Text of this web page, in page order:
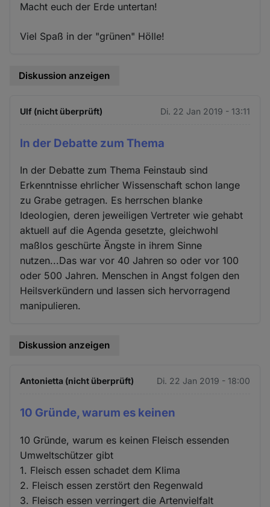
Macht euch der Erde untertan!
Viel Spaß in der "grünen" Hölle!
Diskussion anzeigen
Ulf (nicht überprüft) Di. 22 Jan 2019 - 13:11
In der Debatte zum Thema
In der Debatte zum Thema Feinstaub sind
Erkenntnisse ehrlicher Wissenschaft schon lange
zu Grabe getragen. Es herrschen blanke
Ideologien, deren jeweiligen Vertreter wie gehabt
aktuell auf die Agenda gesetzte, gleichwohl
maßlos geschürte Ängste in ihrem Sinne
nutzen...Das war vor 40 Jahren so oder vor 100
oder 500 Jahren. Menschen in Angst folgen den
Heilsverkündern und lassen sich hervorragend
manipulieren.
Diskussion anzeigen
Antonietta (nicht überprüft) Di. 22 Jan 2019 - 18:00
10 Gründe, warum es keinen
10 Gründe, warum es keinen Fleisch essenden
Umweltschützer gibt
1. Fleisch essen schadet dem Klima
2. Fleisch essen zerstört den Regenwald
3. Fleisch essen verringert die Artenvielfalt